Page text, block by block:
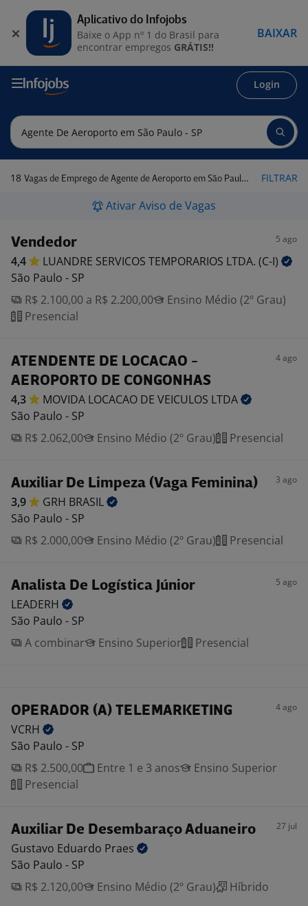
Login
18 Vagas de Emprego de Agente de Aeroporto em São Paulo - SP FILTRAR
Ativar Aviso de Vagas
Vendedor 5 ago
4,4 LUANDRE SERVICOS TEMPORARIOS LTDA. (C-I)
São Paulo - SP
R$ 2.100,00 a R$ 2.200,00
Ensino Médio (2º Grau)
Presencial
ATENDENTE DE LOCACAO -
AEROPORTO DE CONGONHAS
4 ago
4,3 MOVIDA LOCACAO DE VEICULOS LTDA
São Paulo - SP
R$ 2.062,00
Ensino Médio (2º Grau) Presencial
Auxiliar De Limpeza (Vaga Feminina) 3 ago
3,9 GRH BRASIL
São Paulo - SP
R$ 2.000,00
Ensino Médio (2º Grau) Presencial
Analista De Logística Júnior 5 ago
LEADERH
São Paulo - SP
A combinar
Ensino Superior Presencial
OPERADOR (A) TELEMARKETING 4 ago
VCRH
São Paulo - SP
R$ 2.500,00
Entre 1 e 3 anos
Ensino Superior
Presencial
Auxiliar De Desembaraço Aduaneiro 27 jul
Gustavo Eduardo Praes
São Paulo - SP
R$ 2.120,00
Ensino Médio (2º Grau) Híbrido
Aplicativo do Infojobs
Baixe o App nº 1 do Brasil para
encontrar empregos GRÁTIS!!
BAIXAR